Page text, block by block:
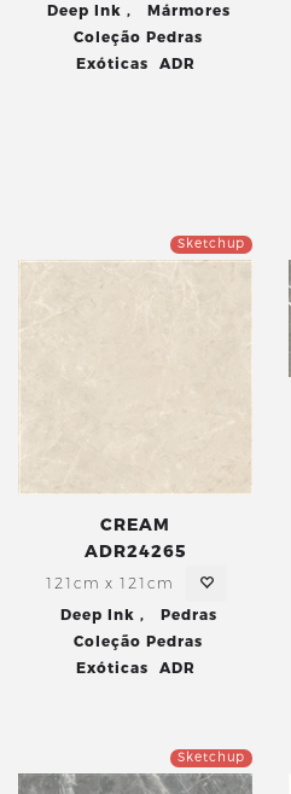
Deep Ink ,
Mármores
Coleção Pedras
Exóticas
ADR
Sketchup
CREAM
ADR24265
121cm x 121cm
Deep Ink ,
Pedras
Coleção Pedras
Exóticas
ADR
Sketchup